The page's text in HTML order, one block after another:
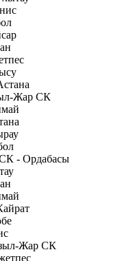
Жар СК
- Ордабасы
Жар СК